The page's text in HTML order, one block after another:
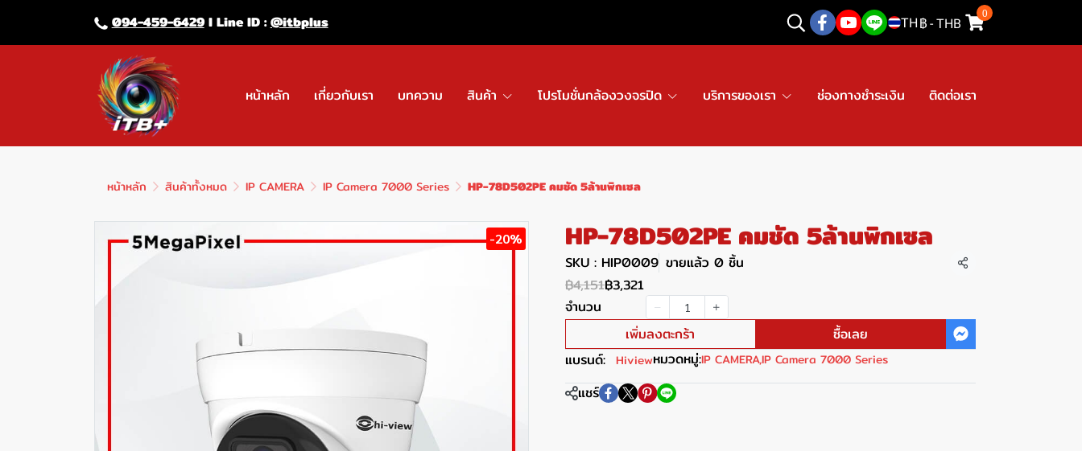
094-459-6429l Line lD :@itbplus TH ฿ - THB
0
หน้าหลัก เกี่ยวกับเรา บทความ สินค้า โปรโมชั่นกล้องวงจรปิด บริการของเรา ช่องทางชำระเงิน ติดต่อเรา
หน้าหลัก สินค้าทั้งหมด IP CAMERA IP Camera 7000 Series HP-78D502PE คมชัด 5ล้านพิกเซล
-20% HP-78D502PE คมชัด 5ล้านพิกเซล
SKU : HIP0009 ขายแล้ว 0 ชิ้น แชร์
฿4,151฿3,321
จำนวน
เพิ่มลงตะกร้า
ซื้อเลย
แบรนด์: Hiviewหมวดหมู่:IP CAMERA,IP Camera 7000 Series
แชร์